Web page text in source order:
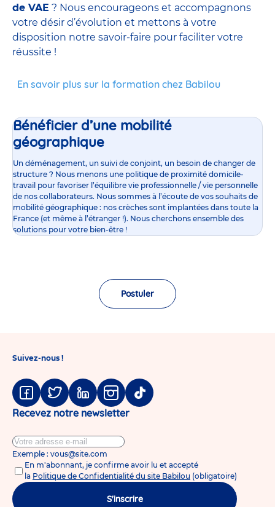
de VAE ? Nous encourageons et accompagnons
votre désir d’évolution et mettons à votre
disposition notre savoir-faire pour faciliter votre
réussite !
En savoir plus sur la formation chez Babilou
Bénéficier d’une mobilité
géographique
Un déménagement, un suivi de conjoint, un besoin de changer de
structure ? Nous menons une politique de proximité domicile-
travail pour favoriser l’équilibre vie professionnelle / vie personnelle
de nos collaborateurs. Nous sommes à l’écoute de vos souhaits de
mobilité géographique : nos crèches sont implantées dans toute la
France (et même à l’étranger !). Nous cherchons ensemble des
solutions pour votre bien-être !
Postuler
Suivez-nous !
Facebook
TwitterLinkedinInstagram
Tiktok
Recevez notre newsletter
Exemple : vous@site.com
En m'abonnant, je confirme avoir lu et accepté
la Politique de Confidentialité du site Babilou (obligatoire)
S'inscrire